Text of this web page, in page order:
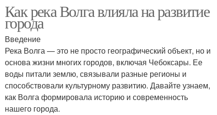
Как река Волга влияла на развитие
города
Введение
Река Волга — это не просто географический объект, но и
основа жизни многих городов, включая Чебоксары. Ее
воды питали землю, связывали разные регионы и
способствовали культурному развитию. Давайте узнаем,
как Волга формировала историю и современность
нашего города.